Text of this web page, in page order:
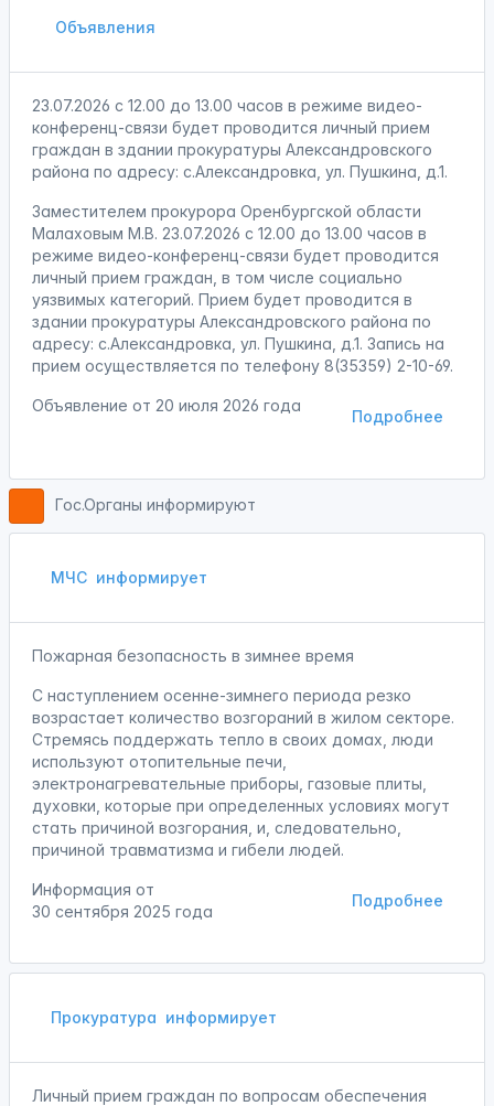
Объявления
23.07.2026 с 12.00 до 13.00 часов в режиме видео-
конференц-связи будет проводится личный прием
граждан в здании прокуратуры Александровского
района по адресу: с.Александровка, ул. Пушкина, д.1.
Заместителем прокурора Оренбургской области
Малаховым М.В. 23.07.2026 с 12.00 до 13.00 часов в
режиме видео-конференц-связи будет проводится
личный прием граждан, в том числе социально
уязвимых категорий. Прием будет проводится в
здании прокуратуры Александровского района по
адресу: с.Александровка, ул. Пушкина, д.1. Запись на
прием осуществляется по телефону 8(35359) 2-10-69.
Подробнее
Объявление от 20 июля 2026 года
Гос.Органы информируют
МЧС информирует
Пожарная безопасность в зимнее время
С наступлением осенне-зимнего периода резко
возрастает количество возгораний в жилом секторе.
Стремясь поддержать тепло в своих домах, люди
используют отопительные печи,
электронагревательные приборы, газовые плиты,
духовки, которые при определенных условиях могут
стать причиной возгорания, и, следовательно,
причиной травматизма и гибели людей.
Подробнее
Информация от
30 сентября 2025 года
Прокуратура информирует
Личный прием граждан по вопросам обеспечения